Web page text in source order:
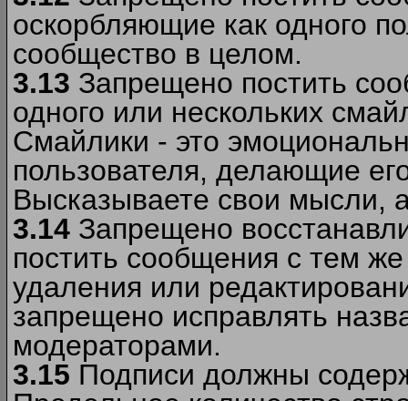
оскорбляющие как одного
сообщество в целом.
3.13 Запрещено постить
одного или нескольких
Смайлики - это
пользователя, делающие
Высказываете свои мысли,
3.14 Запрещено
постить сообщения с тем
удаления или
запрещено исправлять
модераторами.
3.15 Подписи должны